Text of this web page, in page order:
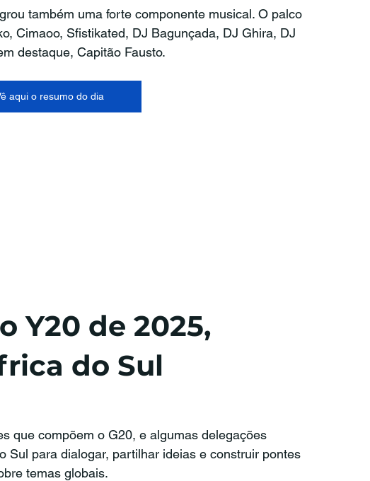
também uma forte componente musical. O palco
Cimaoo, Sfistikated, DJ Bagunçada, DJ Ghira, DJ
destaque, Capitão Fausto.
aqui o resumo do dia
Y20 de 2025,
do Sul
que compõem o G20, e algumas delegações
Sul para dialogar, partilhar ideias e construir pontes
temas globais.